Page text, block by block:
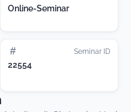
Online-Seminar
# Seminar ID
22554